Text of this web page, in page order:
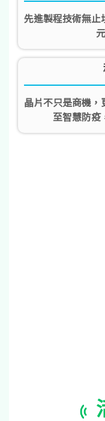
先進製程技術無止
晶片不只是商機
至智慧防疫